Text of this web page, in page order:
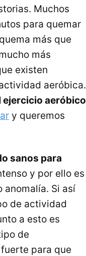
Muchos
para quemar
más que
más
existen
aeróbica.
ejercicio aeróbico
y queremos
sanos para
y por ello es
anomalía. Si así
de actividad
a esto es
de
para que